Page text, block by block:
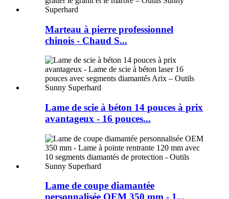
Marteau à pierre professionnel
chinois - Chaud S...
Lame de scie à béton 14 pouces à prix
avantageux - 16 pouces...
Lame de coupe diamantée